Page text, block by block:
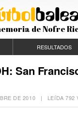
de Nofre
RESULTADOS
San
DE 2010 | LEÍDA